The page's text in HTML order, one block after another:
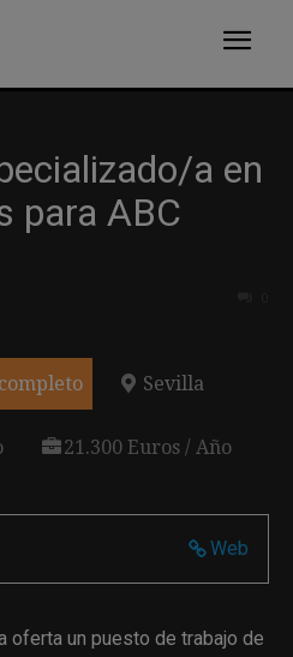
a en
para ABC
Sevilla
21.300 Euros / Año
Web
oferta un puesto de trabajo de